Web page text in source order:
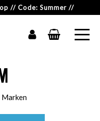
// Code: Summer //
Marken